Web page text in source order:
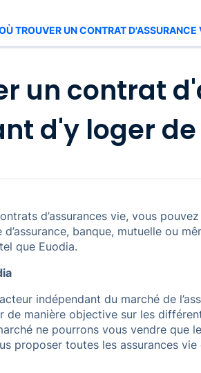
TROUVER UN CONTRAT D'ASSURANCE
un contrat
d'y loger de
d’assurances vie, vous
banque, mutuelle ou
que Euodia.
indépendant du marché de
de manière objective sur les
ne pourrons vous vendre que
proposer toutes les assurances